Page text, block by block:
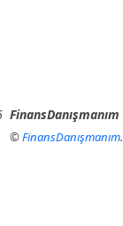
FinansDanışmanım
©FinansDanışmanım.